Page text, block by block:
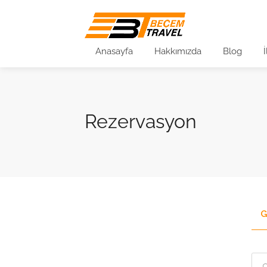
Anasayfa Hakkımızda Blog
Rezervasyon